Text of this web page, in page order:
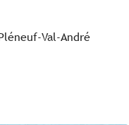
Val-André